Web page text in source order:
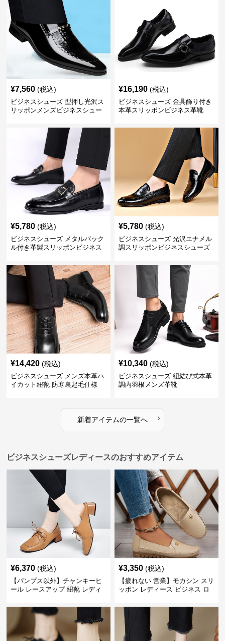
¥7,560 (税込)
ビジネスシューズ 型押し光沢ス
リッポンメンズビジネスシュー
¥16,190 (税込)
ビジネスシューズ 金具飾り付き
本革スリッポンビジネス革靴
¥5,780 (税込)
ビジネスシューズ メタルバック
ル付き革製スリッポンビジネス
¥5,780 (税込)
ビジネスシューズ 光沢エナメル
調スリッポンビジネスシューズ
¥14,420 (税込)
ビジネスシューズ メンズ本革ハ
イカット紐靴 防寒裏起毛仕様
¥10,340 (税込)
ビジネスシューズ 紐結び式本革
調内羽根メンズ革靴
新着アイテムの一覧へ ›
ビジネスシューズレディースのおすすめアイテム
¥6,370 (税込)
【パンプス以外】チャンキーヒ
ール レースアップ 紐靴 レディ
ーツ スクエアトゥ 歩きやすい
¥3,350 (税込)
【疲れない 営業】モカシン スリ
ッポン レディース ビジネス ロ
ジュアル パンプス以外